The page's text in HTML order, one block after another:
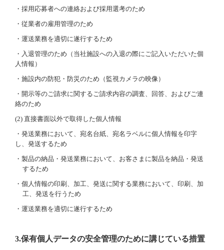
倉庫保管
検査・加工
品質・安全への取り組み
環境への取り組み
CSR活動
書籍紹介
個人情報保護方針
・採用応募者への連絡および採用選考のため
・従業者の雇用管理のため
・運送業務を適切に遂行するため
・入退管理のため（当社施設への入退の際にご記入いただいた個
人情報）
・施設内の防犯・防災のため（監視カメラの映像）
・開示等のご請求に関するご請求内容の調査、回答、およびご連
絡のため
(2) 直接書面以外で取得した個人情報
・発送業務において、宛名台紙、宛名ラベルに個人情報を印字
し、発送するため
・製品の納品・発送業務において、お客さまに製品を納品・発送
するため
・個人情報の印刷、加工、発送に関する業務において、印刷、加
工、発送を行うため
・運送業務を適切に遂行するため
3.保有個人データの安全管理のために講じている措置